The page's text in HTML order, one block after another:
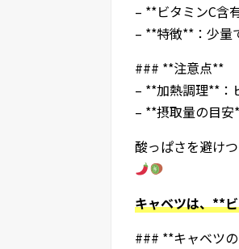
– **ビタミンC含
– **特徴**：少量
### **注意点**
– **加熱調理**：
– **摂取量の目安
酸っぱさを避け
キャベツは、**
### **キャベツ